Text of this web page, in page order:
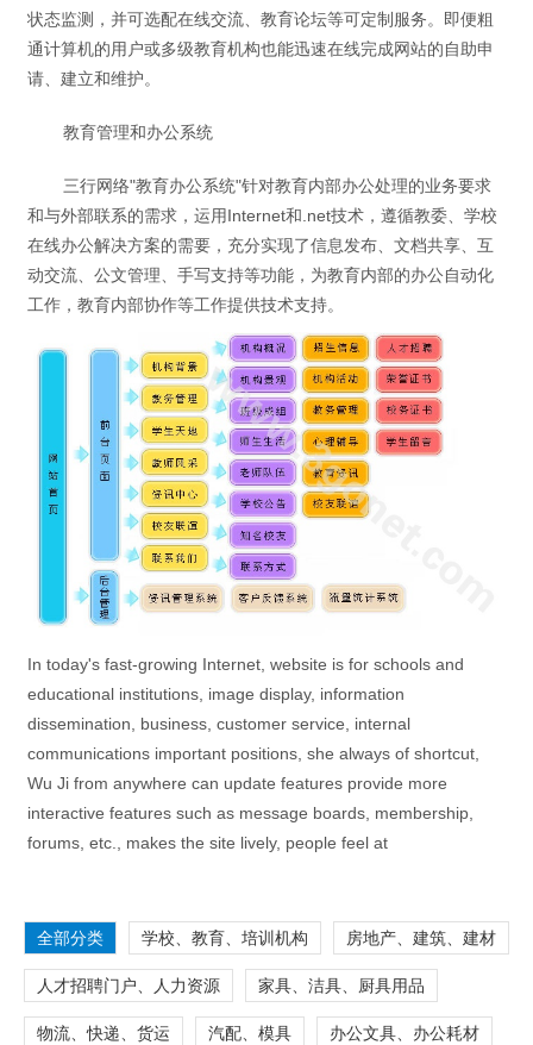
状态监测，并可选配在线交流、教育论坛等可定制服务。即便粗
通计算机的用户或多级教育机构也能迅速在线完成网站的自助申
请、建立和维护。
教育管理和办公系统
三行网络"教育办公系统"针对教育内部办公处理的业务要求
和与外部联系的需求，运用Internet和.net技术，遵循教委、学校
在线办公解决方案的需要，充分实现了信息发布、文档共享、互
动交流、公文管理、手写支持等功能，为教育内部的办公自动化
工作，教育内部协作等工作提供技术支持。
In today's fast-growing Internet, website is for schools and
educational institutions, image display, information
dissemination, business, customer service, internal
communications important positions, she always of shortcut,
Wu Ji from anywhere can update features provide more
interactive features such as message boards, membership,
forums, etc., makes the site lively, people feel at
全部分类 学校、教育、培训机构 房地产、建筑、建材
人才招聘门户、人力资源 家具、洁具、厨具用品
物流、快递、货运 汽配、模具 办公文具、办公耗材